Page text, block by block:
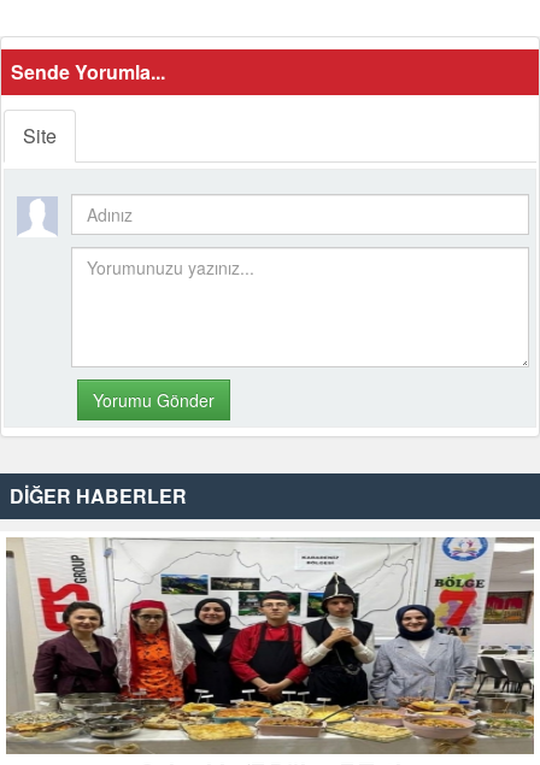
Sende Yorumla...
Site
DİĞER HABERLER